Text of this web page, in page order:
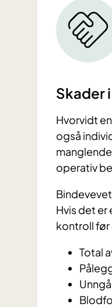
Skader
Hvorvidt
også
operativ
Hvis det er
kontroll
Total